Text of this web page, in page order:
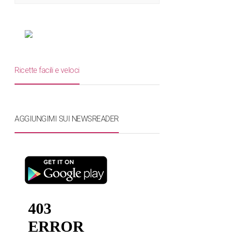
Ricette facili e veloci
AGGIUNGIMI SUI NEWSREADER